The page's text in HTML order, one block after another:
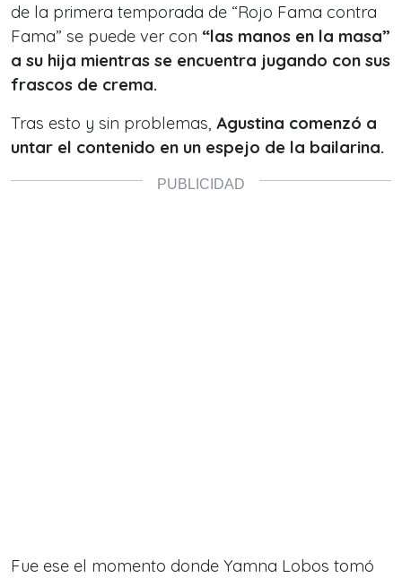
de la primera temporada de “Rojo Fama contra
Fama” se puede ver con “las manos en la masa”
a su hija mientras se encuentra jugando con sus
frascos de crema.
Tras esto y sin problemas, Agustina comenzó a
untar el contenido en un espejo de la bailarina.
Fue ese el momento donde Yamna Lobos tomó